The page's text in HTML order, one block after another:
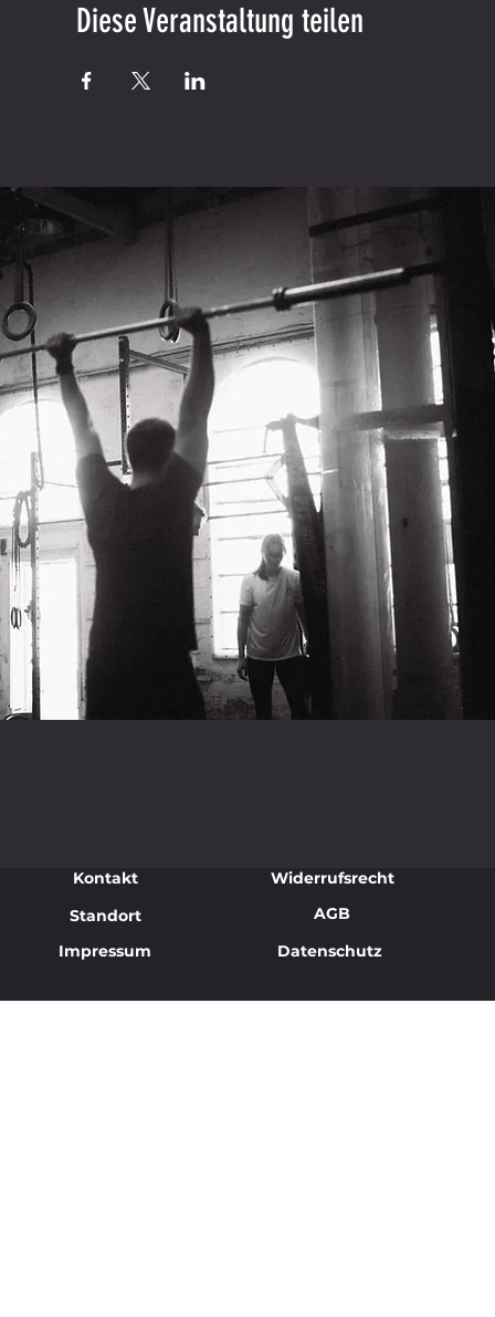
Diese Veranstaltung teilen
Kontakt
Standort
Impressum
Widerrufsrecht
AGB
Datenschutz